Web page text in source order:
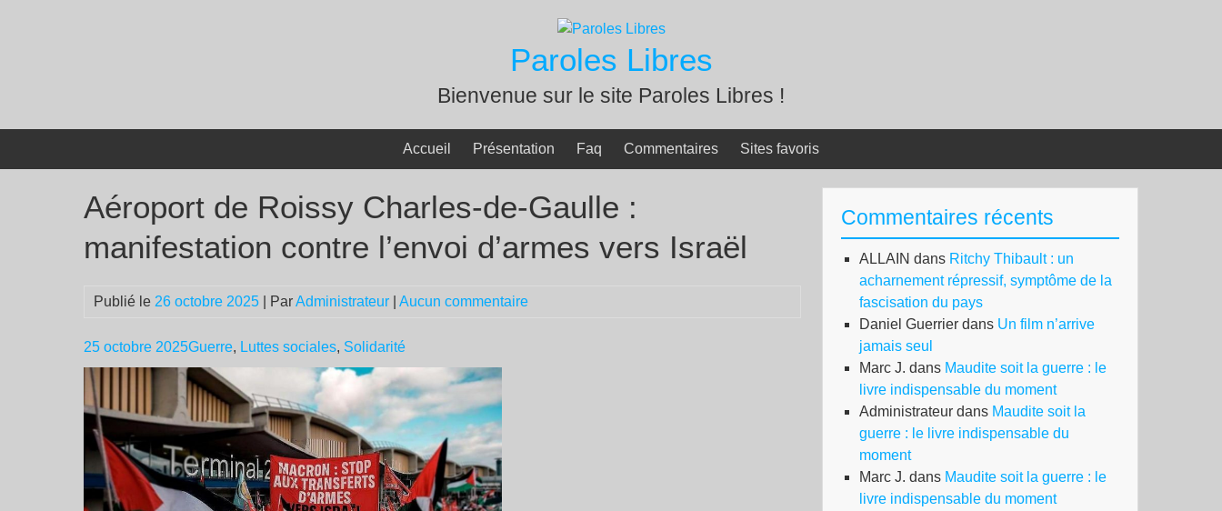
Paroles Libres
Bienvenue sur le site Paroles Libres !
Accueil Présentation Faq Commentaires Sites favoris
Aéroport de Roissy Charles-de-Gaulle :
manifestation contre l’envoi d’armes vers Israël
Publié le 26 octobre 2025 | ParAdministrateur Aucun commentaire
25 octobre 2025Guerre, Luttes sociales, Solidarité
Commentaires récents
ALLAIN dans Ritchy Thibault : un
acharnement répressif, symptôme de la
fascisation du pays
Daniel Guerrier dans Un film n’arrive
jamais seul
Marc J. dans Maudite soit la guerre : le
livre indispensable du moment
Administrateur dans Maudite soit la
guerre : le livre indispensable du
moment
Marc J. dans Maudite soit la guerre : le
livre indispensable du moment